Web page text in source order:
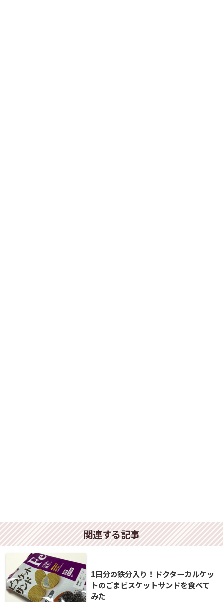
関連する記事
1日分の鉄分入り！ドクターカルケッ
トのごまビスケットサンドを食べて
みた